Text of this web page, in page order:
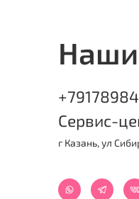
Наши
Сервис-
г Казань, ул